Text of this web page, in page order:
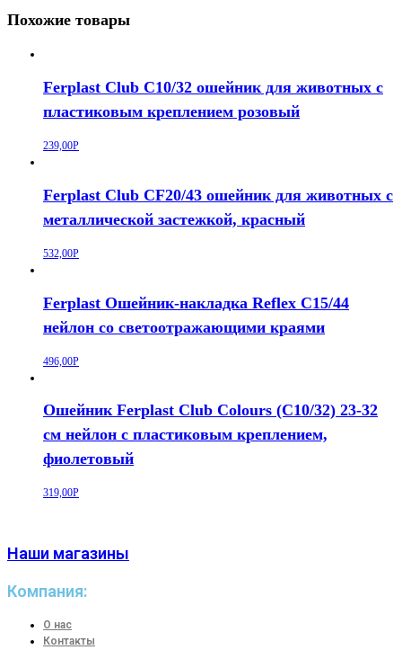
см)
застежкой
Похожие товары
Ferplast Club C10/32 ошейник для животных с
пластиковым креплением розовый
239,00Р
Ferplast Club CF20/43 ошейник для животных c
металлической застежкой, красный
532,00Р
Ferplast Ошейник-накладка Reflex C15/44
нейлон со светоотражающими краями
496,00Р
Ошейник Ferplast Club Colours (C10/32) 23-32
см нейлон с пластиковым креплением,
фиолетовый
319,00Р
Наши магазины
Компания:
О нас
Контакты